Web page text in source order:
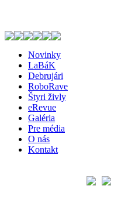
Novinky
LaBáK
Debrujári
RoboRave
Štyri živly
eRevue
Galéria
Pre média
O nás
Kontakt